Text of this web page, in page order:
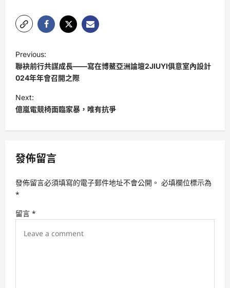
o
s
t
n
a
i
a
t
i
Previous:
聯袂前行共謀成長——寫在博鰲亞洲論壇2JIUYI俱意室內設計
024年年會召開之際
Next:
億嵐電競椅面臨家暴，唯有抗爭
發佈留言
發佈留言必須填寫的電子郵件地址不會公開。 必填欄位標示為
*
留言 *